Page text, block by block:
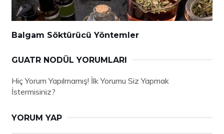
Balgam Söktürücü Yöntemler
GUATR NODÜL YORUMLARI
Hiç Yorum Yapılmamış! İlk Yorumu Siz Yapmak
İstermisiniz?
YORUM YAP